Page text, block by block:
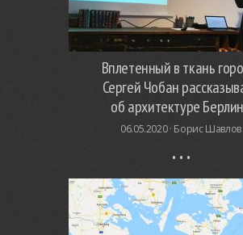
Вплетенный в ткань
Сергей Чобан
об архитектуре
06.05.2020 · Борис Шавлов